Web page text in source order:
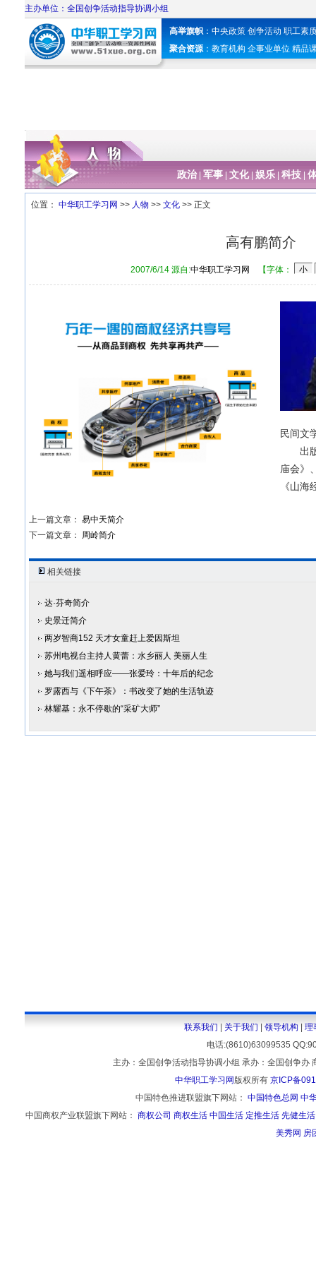
主办单位：全国创争活动指导协调小组
高举旗帜 ： 中央政策 创争活动 职工素
聚合资源： 教育机构 企事业单位 精品
政治| 军事 文化| 娱乐 科技
位置： 中华职工学习网 >> 人物 >> 文化 >> 正文
高有鹏简介
2007/6/14 源自:中华职工学习网 【字体：
民间文
出版
庙会》
《山海
上一篇文章： 易中天简介
下一篇文章： 周岭简介
相关链接
达·芬奇简介
史景迁简介
两岁智商152 天才女童赶上爱因斯坦
苏州电视台主持人黄蕾：水乡丽人 美丽人生
她与我们遥相呼应——张爱玲：十年后的纪念
罗露西与《下午茶》：书改变了她的生活轨迹
林耀基：永不停歇的“采矿大师”
联系我们 关于我们 领导机构
理
电话:(8610)63099535
主办：全国创争活动指导协调小组 承办：全国创争
中华职工学习网 版权所有 京ICP备
中国特色推进联盟旗下网站： 中国特色总网 中
中国商权产业联盟旗下网站： 商权公司 商权生活 中国生活 定推生活 先健生活
美秀网 房